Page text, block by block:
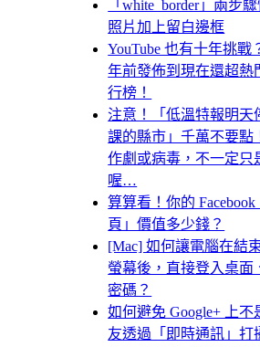
「white_border」兩步
照片加上留白邊框
YouTube 也有十年挑戰
年前發佈到現在還超熱
行榜！
注意！「低溫特報明天
課的縣市」千萬不要點
作劇或病毒，不一定只
喔…
算算看！你的
頁」價值多少錢？
[Mac] 如何讓電腦在結
螢幕後，直接登入桌面
密碼？
如何避免 Google+ 上不
友透過「即時通訊」打